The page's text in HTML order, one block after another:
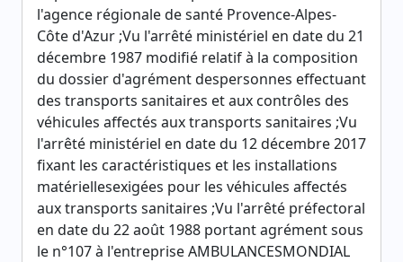
l'agence régionale de santé Provence-Alpes-
Côte d'Azur ;Vu l'arrêté ministériel en date du 21
décembre 1987 modifié relatif à la composition
du dossier d'agrément despersonnes effectuant
des transports sanitaires et aux contrôles des
véhicules affectés aux transports sanitaires ;Vu
l'arrêté ministériel en date du 12 décembre 2017
fixant les caractéristiques et les installations
matériellesexigées pour les véhicules affectés
aux transports sanitaires ;Vu l'arrêté préfectoral
en date du 22 août 1988 portant agrément sous
le n°107 à l'entreprise AMBULANCESMONDIAL